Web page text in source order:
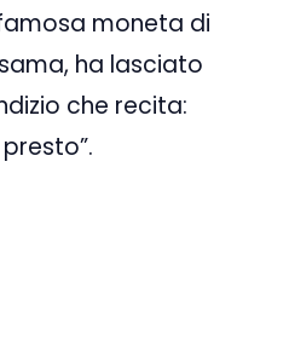
moneta di
ha lasciato
che recita: